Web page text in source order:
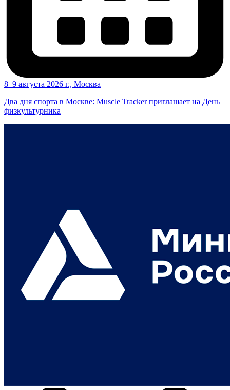
8–9 августа 2026 г., Москва
Два дня спорта в Москве: Muscle Tracker приглашает на День
физкультурника